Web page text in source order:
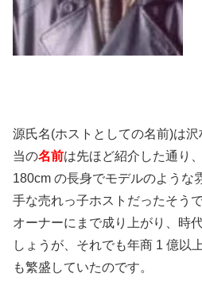
源氏名(ホストとしての名前)は
当の名前は先ほど紹介した通り
180cm の長身でモデルのような
手な売れっ子ホストだったそう
オーナーにまで成り上がり、時
しょうが、それでも年商 1 億以
も繁盛していたのです。